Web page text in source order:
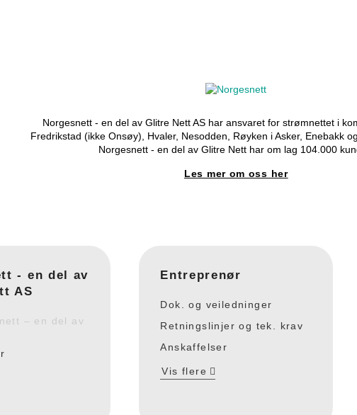
Norgesnett - en del av Glitre Nett AS har ansvaret for strømnettet i
Fredrikstad (ikke Onsøy), Hvaler, Nesodden, Røyken i Asker, Enebakk
Norgesnett - en del av Glitre Nett har om lag 104.000
Les mer om oss her
- en del av
AS
– en del av
Entreprenør
Dok. og veiledninger
Retningslinjer og tek. krav
Anskaffelser
Vis flere